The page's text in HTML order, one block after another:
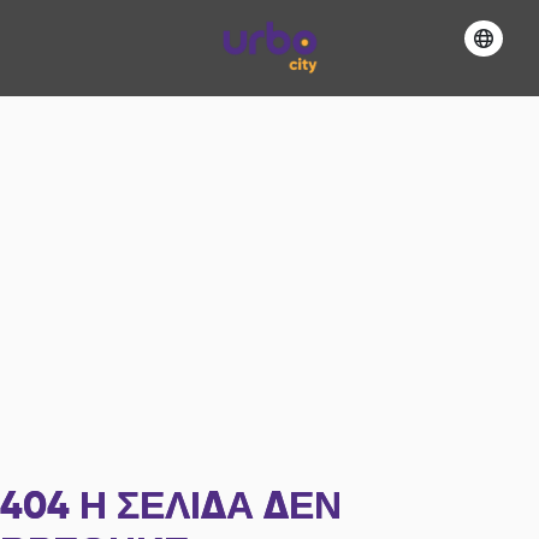
404 Η ΣΕΛΊΔΑ ΔΕΝ